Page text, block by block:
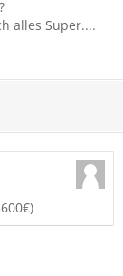
alles Super....